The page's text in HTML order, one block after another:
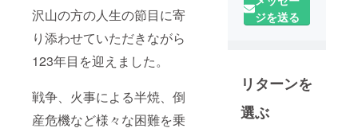
沢山の方の人生の節目に寄
り添わせていただきながら
123年目を迎えました。
戦争、火事による半焼、倒
産危機など様々な困難を乗
ジを送る
リターンを
選ぶ